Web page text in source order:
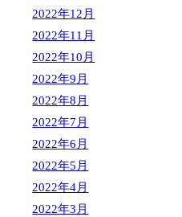
2022年12月
2022年11月
2022年10月
2022年9月
2022年8月
2022年7月
2022年6月
2022年5月
2022年4月
2022年3月